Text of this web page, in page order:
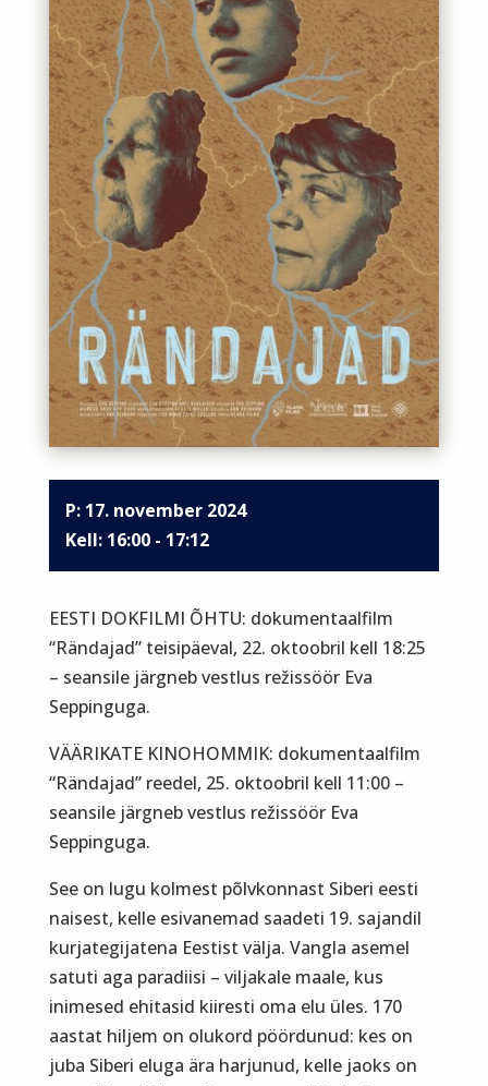
P: 17. november 2024
16:00 - 17:12
EESTI DOKFILMI ÕHTU: dokumentaalfilm
“Rändajad” teisipäeval, 22. oktoobril kell 18:25
– seansile järgneb vestlus režissöör Eva
Seppinguga.
VÄÄRIKATE KINOHOMMIK: dokumentaalfilm
“Rändajad” reedel, 25. oktoobril kell 11:00 –
seansile järgneb vestlus režissöör Eva
Seppinguga.
See on lugu kolmest põlvkonnast Siberi eesti
naisest, kelle esivanemad saadeti 19. sajandil
kurjategijatena Eestist välja. Vangla asemel
satuti aga paradiisi – viljakale maale, kus
inimesed ehitasid kiiresti oma elu üles. 170
aastat hiljem on olukord pöördunud: kes on
juba Siberi eluga ära harjunud, kelle jaoks on